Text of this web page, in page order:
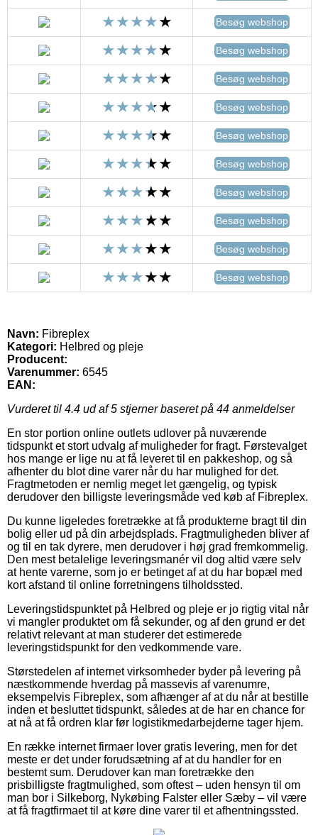
Besøg webshop
Besøg webshop
Besøg webshop
Besøg webshop
Besøg webshop
Besøg webshop
Besøg webshop
Besøg webshop
Besøg webshop
Besøg webshop
Navn: Fibreplex
Kategori: Helbred og pleje
Producent:
Varenummer: 6545
EAN:
Vurderet til 4.4 ud af 5 stjerner baseret på 44 anmeldelser
En stor portion online outlets udlover på nuværende
tidspunkt et stort udvalg af muligheder for fragt. Førstevalget
hos mange er lige nu at få leveret til en pakkeshop, og så
afhenter du blot dine varer når du har mulighed for det.
Fragtmetoden er nemlig meget let gængelig, og typisk
derudover den billigste leveringsmåde ved køb af Fibreplex.
Du kunne ligeledes foretrække at få produkterne bragt til din
bolig eller ud på din arbejdsplads. Fragtmuligheden bliver af
og til en tak dyrere, men derudover i høj grad fremkommelig.
Den mest betalelige leveringsmanér vil dog altid være selv
at hente varerne, som jo er betinget af at du har bopæl med
kort afstand til online forretningens tilholdssted.
Leveringstidspunktet på Helbred og pleje er jo rigtig vital når
vi mangler produktet om få sekunder, og af den grund er det
relativt relevant at man studerer det estimerede
leveringstidspunkt for den vedkommende vare.
Størstedelen af internet virksomheder byder på levering på
næstkommende hverdag på massevis af varenumre,
eksempelvis Fibreplex, som afhænger af at du når at bestille
inden et besluttet tidspunkt, således at de har en chance for
at nå at få ordren klar før logistikmedarbejderne tager hjem.
En række internet firmaer lover gratis levering, men for det
meste er det under forudsætning af at du handler for en
bestemt sum. Derudover kan man foretrække den
prisbilligste fragtmulighed, som oftest – uden hensyn til om
man bor i Silkeborg, Nykøbing Falster eller Sæby – vil være
at få fragtfirmaet til at køre dine varer til et afhentningssted.